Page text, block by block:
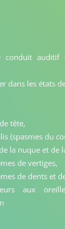
conduit auditif
dans les états
tête,
(spasmes du
la nuque et de
de vertiges,
de dents et
aux